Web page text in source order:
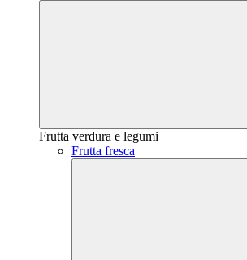
Frutta verdura e legumi
Frutta fresca